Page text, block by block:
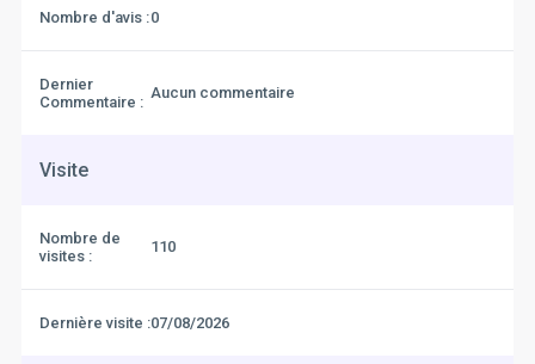
Nombre d'avis :0
Dernier
Commentaire :
Aucun commentaire
Visite
Nombre de
visites :
110
Dernière visite :07/08/2026